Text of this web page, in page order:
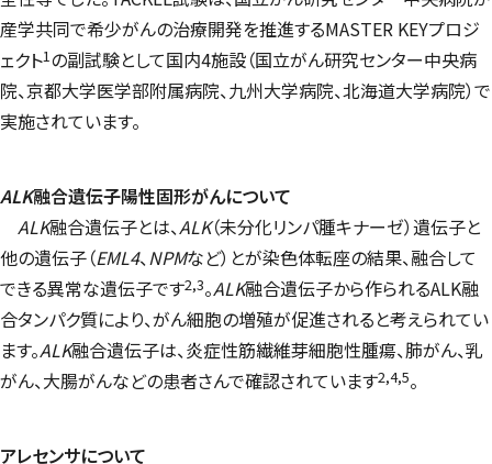
産学共同で希少がんの治療開発を推進するMASTER KEYプロジ
ェクト1の副試験として国内4施設（国立がん研究センター中央病
院、京都大学医学部附属病院、九州大学病院、北海道大学病院）で
実施されています。
ALK融合遺伝子陽性固形がんについて
ALK融合遺伝子とは、ALK（未分化リンパ腫キナーゼ）遺伝子と
他の遺伝子（EML4、 NPMなど）とが染色体転座の結果、融合して
できる異常な遺伝子です2,3。ALK融合遺伝子から作られるALK融
合タンパク質により、がん細胞の増殖が促進されると考えられてい
ます。ALK融合遺伝子は、炎症性筋繊維芽細胞性腫瘍、肺がん、乳
がん、大腸がんなどの患者さんで確認されています2,4,5。
アレセンサについて